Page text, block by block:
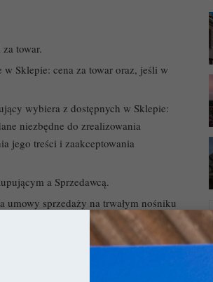
towar.
w Sklepie: cena za towar oraz, jeśli w
wybiera z dostępnych w Sklepie:
niezbędne do zrealizowania
jego treści i zaakceptowania
a Sprzedawcą.
umowy sprzedaży na trwałym nośniku
danych przy każdym ewentualnym